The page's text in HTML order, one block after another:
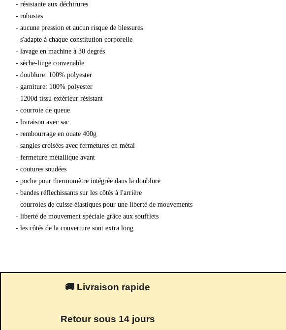
- résistante aux déchirures
- robustes
- aucune pression et aucun risque de blessures
- s'adapte à chaque constitution corporelle
- lavage en machine à 30 degrés
- sèche-linge convenable
- doublure: 100% polyester
- garniture: 100% polyester
- 1200d tissu extérieur résistant
- courroie de queue
- livraison avec sac
- rembourrage en ouate 400g
- sangles croisées avec fermetures en métal
- fermeture métallique avant
- coutures soudées
- poche pour thermomètre intégrée dans la doublure
- bandes réflechissants sur les côtés à l'arrière
- courroies de cuisse élastiques pour une liberté de mouvements
- liberté de mouvement spéciale grâce aux soufflets
- les côtés de la couverture sont extra long
🚚 Livraison rapide
Retour sous 14 jours